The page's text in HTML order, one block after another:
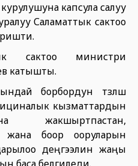
капсула салуу
Саламаттык сактоо
сактоо министри
катышты.
борбордун түзүлүшү
кызматтардын
жакшыртпастан,
жана боор ооруларын
деңгээлин жаңы